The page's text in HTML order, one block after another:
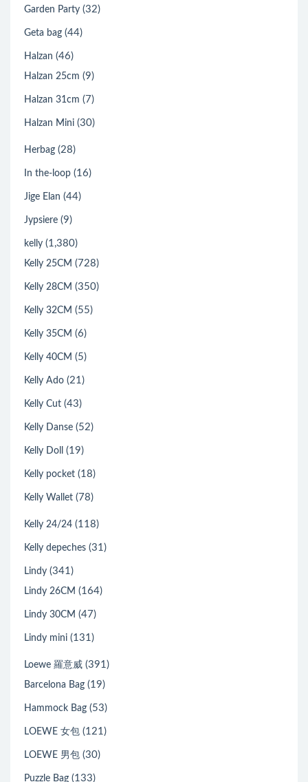
Garden Party (32)
Geta bag (44)
Halzan (46)
Halzan 25cm (9)
Halzan 31cm (7)
Halzan Mini (30)
Herbag (28)
In the-loop (16)
Jige Elan (44)
Jypsiere (9)
kelly (1,380)
Kelly 25CM (728)
Kelly 28CM (350)
Kelly 32CM (55)
Kelly 35CM (6)
Kelly 40CM (5)
Kelly Ado (21)
Kelly Cut (43)
Kelly Danse (52)
Kelly Doll (19)
Kelly pocket (18)
Kelly Wallet (78)
Kelly 24/24 (118)
Kelly depeches (31)
Lindy (341)
Lindy 26CM (164)
Lindy 30CM (47)
Lindy mini (131)
Loewe 羅意威 (391)
Barcelona Bag (19)
Hammock Bag (53)
LOEWE 女包 (121)
LOEWE 男包 (30)
Puzzle Bag (133)